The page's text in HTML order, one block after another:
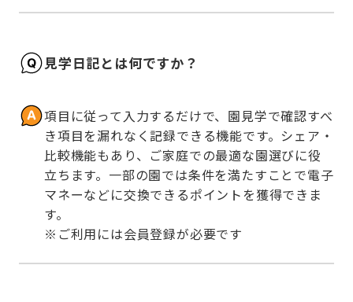
見学日記とは何ですか？
項目に従って入力するだけで、園見学で確認すべ
き項目を漏れなく記録できる機能です。シェア・
比較機能もあり、ご家庭での最適な園選びに役
立ちます。一部の園では条件を満たすことで電子
マネーなどに交換できるポイントを獲得できま
す。
※ご利用には会員登録が必要です